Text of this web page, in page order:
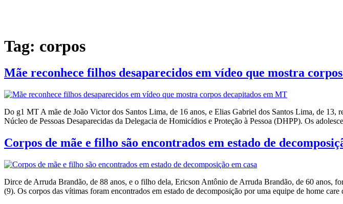
Tag: corpos
Mãe reconhece filhos desaparecidos em vídeo que mostra
Do g1 MT A mãe de João Victor dos Santos Lima, de 16 anos, e Elias Gabriel dos Santos Lima, de
Núcleo de Pessoas Desaparecidas da Delegacia de Homicídios e Proteção à Pessoa (DHPP). Os
Corpos de mãe e filho são encontrados em estado de
Dirce de Arruda Brandão, de 88 anos, e o filho dela, Ericson Antônio de Arruda Brandão, de 60 anos,
(9). Os corpos das vítimas foram encontrados em estado de decomposição por uma equipe de home